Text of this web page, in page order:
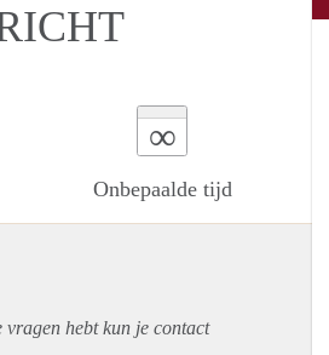
∞
Onbepaalde tijd
hebt kun je contact